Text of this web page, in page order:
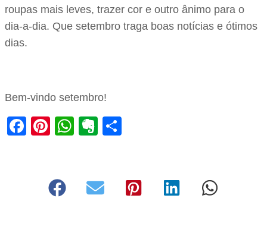
roupas mais leves, trazer cor e outro ânimo para o
dia-a-dia. Que setembro traga boas notícias e ótimos
dias.
Bem-vindo setembro!
Facebook
Pinterest
WhatsApp
Evernote